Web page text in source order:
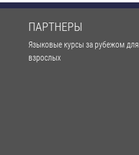
ПАРТНЕРЫ
Языковые курсы за рубежом для
взрослых